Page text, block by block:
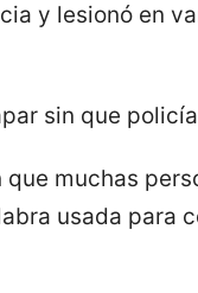
y lesionó en
sin que
que muchas
usada